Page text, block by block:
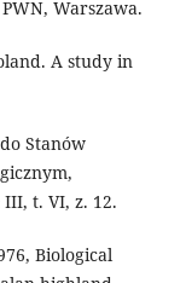
Warszawa.
A study in
Stanów
t. VI, z. 12.
Biological